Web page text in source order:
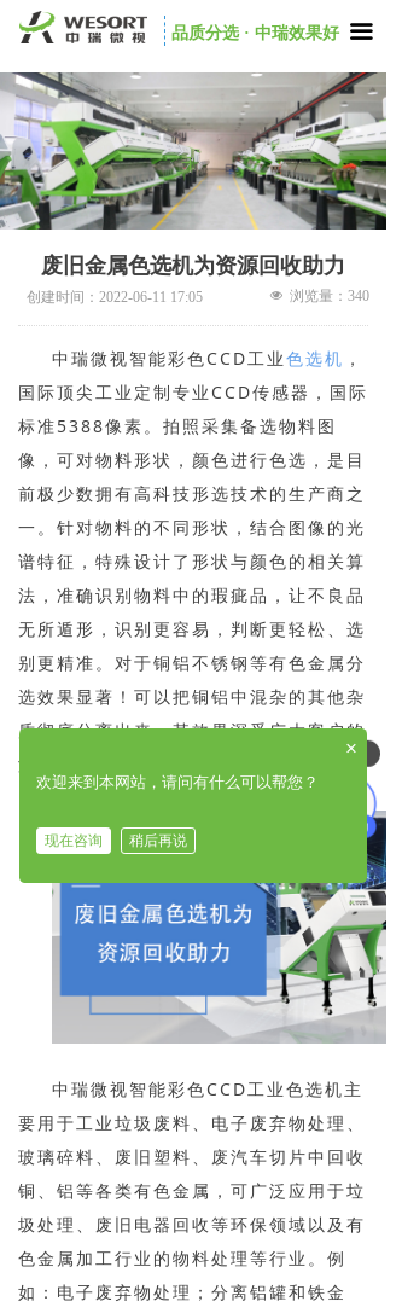
品质分选 · 中瑞效果好 끀
创建时间： 2022-06-11 17:05
废旧金属色选机为资源回收助力
넶 浏览量： 340
中瑞微视智能彩色CCD工业色选机 ，
国际顶尖工业定制专业CCD传感器，国际
标准5388像素。拍照采集备选物料图
像，可对物料形状，颜色进行色选，是目
前极少数拥有高科技形选技术的生产商之
一。针对物料的不同形状，结合图像的光
谱特征，特殊设计了形状与颜色的相关算
法，准确识别物料中的瑕疵品，让不良品
无所遁形，识别更容易，判断更轻松、选
别更精准。对于铜铝不锈钢等有色金属分
选效果显著！可以把铜铝中混杂的其他杂
质彻底分离出来，其效果深受广大客户的
满意。
中瑞微视智能彩色CCD工业色选机主
要用于工业垃圾废料、电子废弃物处理、
玻璃碎料、废旧塑料、废汽车切片中回收
铜、铝等各类有色金属，可广泛应用于垃
圾处理、废旧电器回收等环保领域以及有
色金属加工行业的物料处理等行业。例
如：电子废弃物处理；分离铝罐和铁金
可以介绍下你们的产品么
×
欢迎来到本网站，请问有什么可以帮您？
现在咨询 稍后再说